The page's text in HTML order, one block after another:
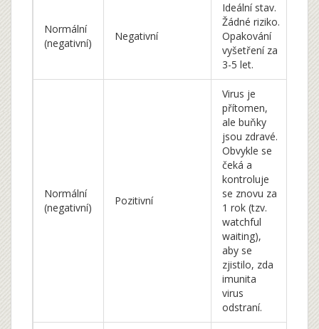
Normální
(negativní)
Negativní
Ideální stav.
Žádné riziko.
Opakování
vyšetření za
3-5 let.
Normální
(negativní)
Pozitivní
Virus je
přítomen,
ale buňky
jsou zdravé.
Obvykle se
čeká a
kontroluje
se znovu za
1 rok (tzv.
watchful
waiting),
aby se
zjistilo, zda
imunita
virus
odstraní.